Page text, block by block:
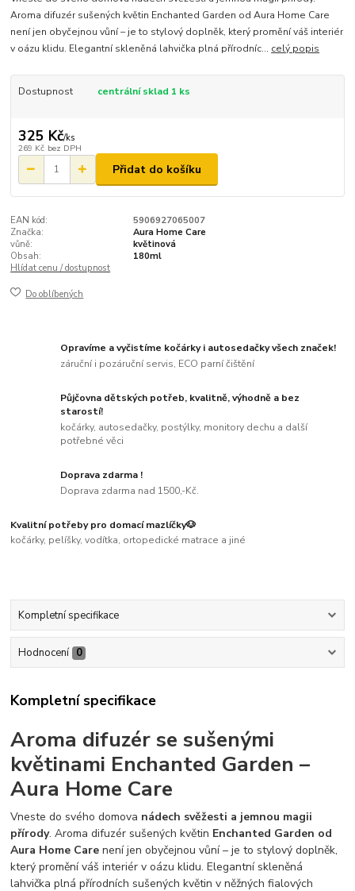
Aroma difuzér sušených květin Enchanted Garden od Aura Home Care
není jen obyčejnou vůní – je to stylový doplněk, který promění váš interiér
v oázu klidu. Elegantní skleněná lahvička plná přírodníc... celý popis
Dostupnost centrální sklad 1 ks
325 Kč/ks
269 Kč bez DPH
Přidat do košíku
EAN kód:
5906927065007
Značka:
Aura Home Care
vůně:
květinová
Obsah:
180ml
Hlídat cenu / dostupnost
Do oblíbených
Opravíme a vyčistíme kočárky i autosedačky všech značek!
záruční i pozáruční servis, ECO parní čištění
Půjčovna dětských potřeb, kvalitně, výhodně a bez
starostí!
kočárky, autosedačky, postýlky, monitory dechu a další
potřebné věci
Doprava zdarma !
Doprava zdarma nad 1500,-Kč.
Kvalitní potřeby pro domací mazlíčky🐶
kočárky, pelíšky, vodítka, ortopedické matrace a jiné
Kompletní specifikace
Hodnocení 0
Kompletní specifikace
Aroma difuzér se sušenými
květinami Enchanted Garden –
Aura Home Care
Vneste do svého domova nádech svěžesti a jemnou magii
přírody. Aroma difuzér sušených květin Enchanted Garden od
Aura Home Care není jen obyčejnou vůní – je to stylový doplněk,
který promění váš interiér v oázu klidu. Elegantní skleněná
lahvička plná přírodních sušených květin v něžných fialových